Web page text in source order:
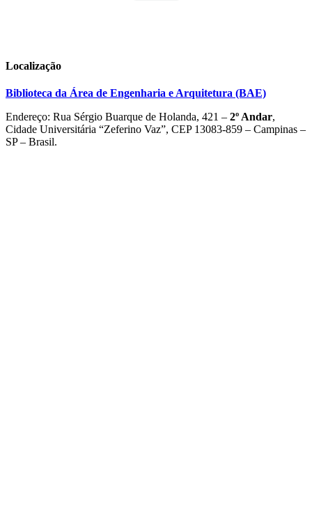
Localização
Biblioteca da Área de Engenharia e Arquitetura (BAE)
Endereço: Rua Sérgio Buarque de Holanda, 421 – 2º Andar,
Cidade Universitária “Zeferino Vaz”, CEP 13083-859 – Campinas –
SP – Brasil.